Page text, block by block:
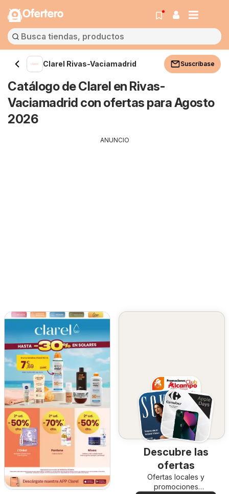
Ofertero
Clarel Rivas-Vaciamadrid Suscríbase
Catálogo de Clarel en Rivas-
Vaciamadrid con ofertas para Agosto
2026
ANUNCIO
Descubre las
ofertas
Ofertas locales y
promociones